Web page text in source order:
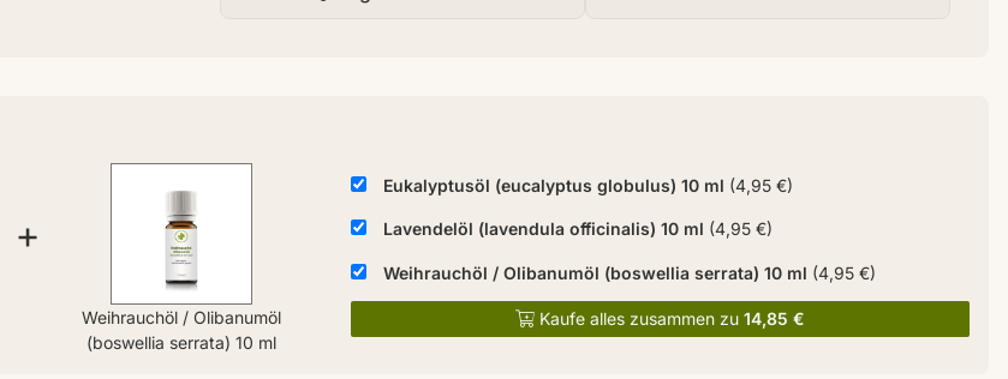
+
Weihrauchöl / Olibanumöl
(boswellia serrata) 10 ml
Eukalyptusöl (eucalyptus globulus) 10 ml (4,95 €)
Lavendelöl (lavendula officinalis) 10 ml (4,95 €)
Weihrauchöl / Olibanumöl (boswellia serrata) 10 ml (4,95 €)
Kaufe alles zusammen zu14,85 €